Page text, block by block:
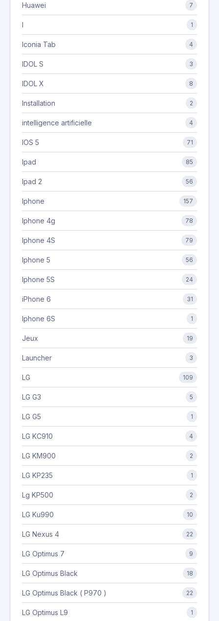
Huawei 7
I 1
Iconia Tab 4
IDOL S 3
IDOL X 8
Installation 2
intelligence artificielle 4
IOS 5 71
Ipad 85
Ipad 2 56
Iphone 157
Iphone 4g 78
Iphone 4S 79
Iphone 5 56
Iphone 5S 24
iPhone 6 31
Iphone 6S 1
Jeux 19
Launcher 3
LG 109
LG G3 5
LG G5 1
LG KC910 4
LG KM900 2
LG KP235 1
Lg KP500 2
LG Ku990 10
LG Nexus 4 22
LG Optimus 7 9
LG Optimus Black 18
LG Optimus Black ( P970 ) 22
LG Optimus L9 1